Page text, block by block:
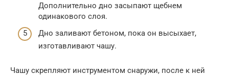
Дополнительно дно засыпают щебнем
одинакового слоя.
Дно заливают бетоном, пока он высыхает,
изготавливают чашу.
Чашу скрепляют инструментом снаружи, после к ней